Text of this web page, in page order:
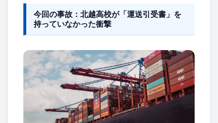
今回の事故：北越高校が「運送引受書」を
持っていなかった衝撃